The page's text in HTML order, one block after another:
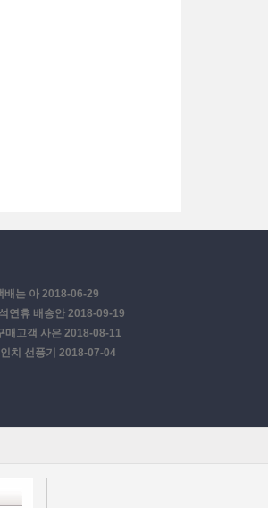
배는 아 2018-06-29
연휴 배송안 2018-09-19
매고객 사은 2018-08-11
치 선풍기 2018-07-04